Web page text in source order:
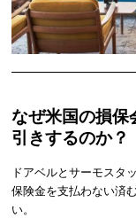
なぜ米国の損保
引きするのか？
ドアベルとサーモスタ
保険金を支払わない済
い。